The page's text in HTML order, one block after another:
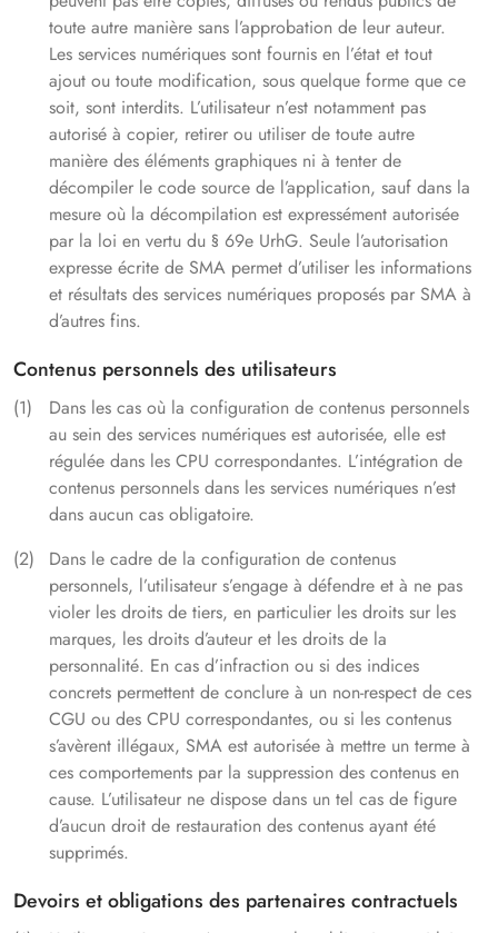
toute autre manière sans l’approbation de leur auteur.
Les services numériques sont fournis en l’état et tout
ajout ou toute modification, sous quelque forme que ce
soit, sont interdits. L’utilisateur n’est notamment pas
autorisé à copier, retirer ou utiliser de toute autre
manière des éléments graphiques ni à tenter de
décompiler le code source de l’application, sauf dans la
mesure où la décompilation est expressément autorisée
par la loi en vertu du § 69e UrhG. Seule l’autorisation
expresse écrite de SMA permet d’utiliser les informations
et résultats des services numériques proposés par SMA à
d’autres fins.
Contenus personnels des utilisateurs
Dans les cas où la configuration de contenus personnels
au sein des services numériques est autorisée, elle est
régulée dans les CPU correspondantes. L’intégration de
contenus personnels dans les services numériques n’est
dans aucun cas obligatoire.
Dans le cadre de la configuration de contenus
personnels, l’utilisateur s’engage à défendre et à ne pas
violer les droits de tiers, en particulier les droits sur les
marques, les droits d’auteur et les droits de la
personnalité. En cas d’infraction ou si des indices
concrets permettent de conclure à un non-respect de ces
CGU ou des CPU correspondantes, ou si les contenus
s’avèrent illégaux, SMA est autorisée à mettre un terme à
ces comportements par la suppression des contenus en
cause. L’utilisateur ne dispose dans un tel cas de figure
d’aucun droit de restauration des contenus ayant été
supprimés.
Devoirs et obligations des partenaires contractuels